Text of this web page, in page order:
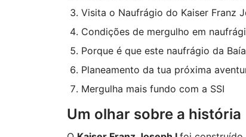
Visita o Naufrágio do Kaiser Franz
Condições de mergulho em
Porque é que este naufrágio da
Planeamento da tua próxima
Mergulha mais fundo com a SSI
Um olhar sobre a história